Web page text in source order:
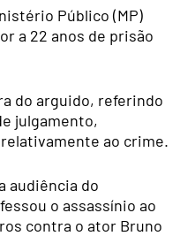
Público (MP)
a 22 anos de prisão
do arguido, referindo
julgamento,
ao crime.
audiência do
o assassínio ao
contra o ator Bruno